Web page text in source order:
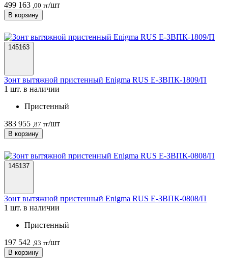
499 163 ,00 тг/шт
В корзину
145163
Зонт вытяжной пристенный Enigma RUS Е-ЗВПК-1809/П
1 шт. в наличии
Пристенный
383 955 ,87 тг/шт
В корзину
145137
Зонт вытяжной пристенный Enigma RUS Е-ЗВПК-0808/П
1 шт. в наличии
Пристенный
197 542 ,93 тг/шт
В корзину